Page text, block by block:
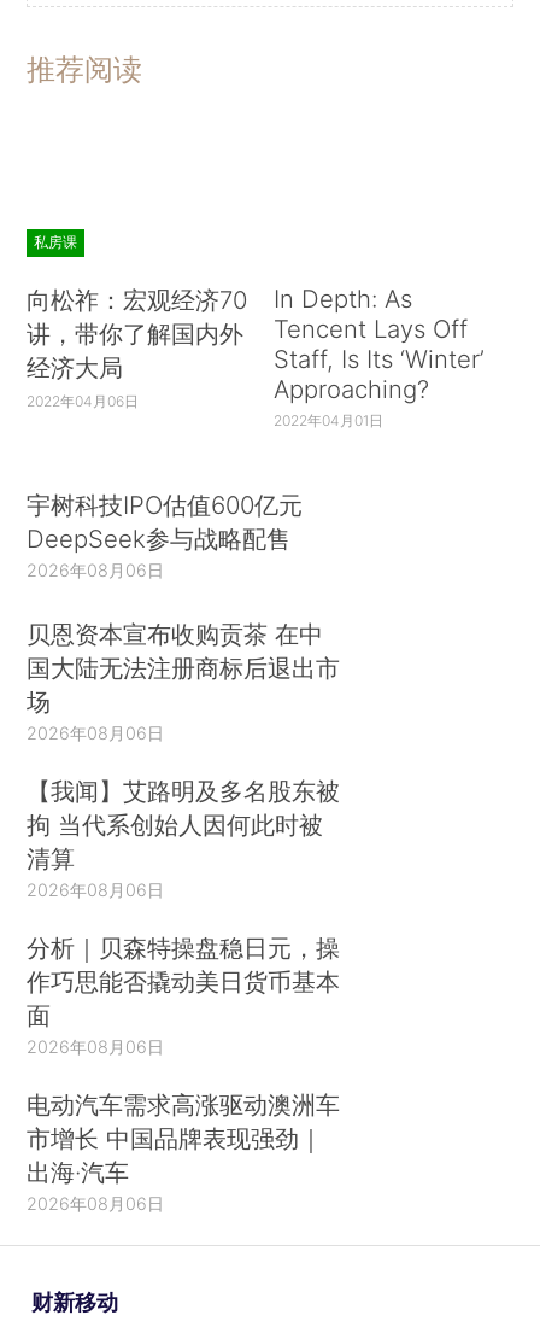
推荐阅读
私房课
向松祚：宏观经济70
讲，带你了解国内外
经济大局
2022年04月06日
In Depth: As
Tencent Lays Off
Staff, Is Its ‘Winter’
Approaching?
2022年04月01日
宇树科技IPO估值600亿元
DeepSeek参与战略配售
2026年08月06日
贝恩资本宣布收购贡茶 在中
国大陆无法注册商标后退出市
场
2026年08月06日
【我闻】艾路明及多名股东被
拘 当代系创始人因何此时被
清算
2026年08月06日
分析｜贝森特操盘稳日元，操
作巧思能否撬动美日货币基本
面
2026年08月06日
电动汽车需求高涨驱动澳洲车
市增长 中国品牌表现强劲｜
出海·汽车
2026年08月06日
财新移动